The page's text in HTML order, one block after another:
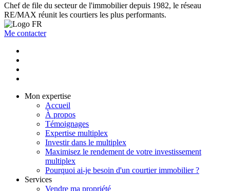
Chef de file du secteur de l'immobilier depuis 1982, le réseau
RE/MAX réunit les courtiers les plus performants.
Me contacter
Mon expertise
Accueil
À propos
Témoignages
Expertise multiplex
Investir dans le multiplex
Maximisez le rendement de votre investissement
multiplex
Pourquoi ai-je besoin d'un courtier immobilier ?
Services
Vendre ma propriété